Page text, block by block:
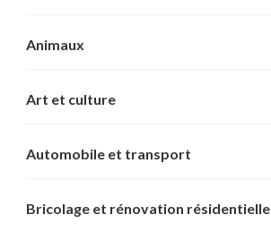
Animaux
Art et culture
Automobile et transport
Bricolage et rénovation résidentielle